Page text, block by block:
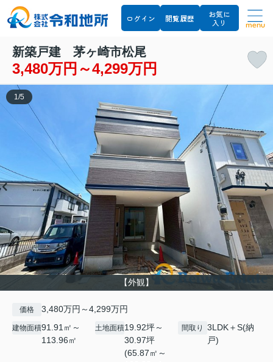
ログイン 閲覧履歴
お気に
入り
menu
新築戸建 茅ヶ崎市松尾
3,480万円～4,299万円
【外観】
1 /5
価格 3,480万円～4,299万円
建物面積91.91㎡～
113.96㎡
土地面積19.92坪～
30.97坪
(65.87㎡～
間取り
3LDK＋S(納
戸)